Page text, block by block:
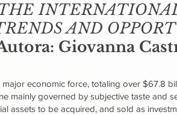
AND
Giovanna
economic force, totaling over $67.8
mainly governed by subjective taste and
assets to be acquired, and sold as